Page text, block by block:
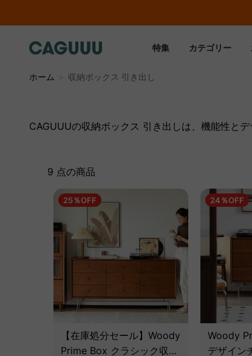
特集
カテゴリー
ホーム
収納ボックス 引き出し
CAGUUUの収納ボックス 引き出しは、機能性と
9 点の商品
25％OFF
【在庫処分セール】Woody
Prime Box クラシック収納
24％OFF
Woody
デザイン